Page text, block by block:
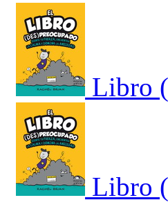
Libro
Libro